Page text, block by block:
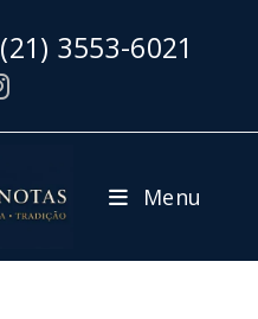
(21) 3553-6021
Menu